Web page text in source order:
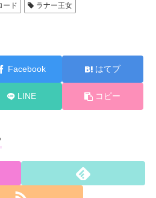
ード ラナー王女
Facebook はてブ
LINE コピー